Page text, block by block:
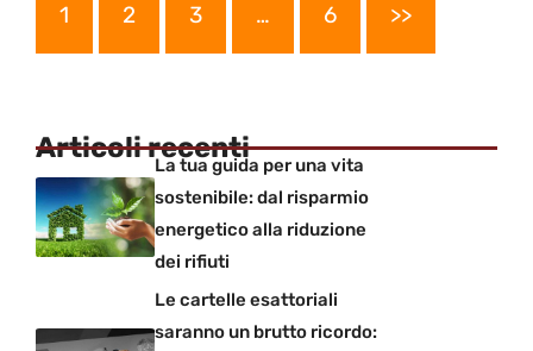
1 2 3 … 6 >>
Articoli recenti
La tua guida per una vita
sostenibile: dal risparmio
energetico alla riduzione
dei rifiuti
Le cartelle esattoriali
saranno un brutto ricordo: